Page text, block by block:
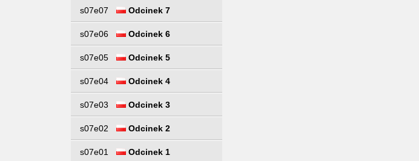
s07e07 Odcinek 7
s07e06 Odcinek 6
s07e05 Odcinek 5
s07e04 Odcinek 4
s07e03 Odcinek 3
s07e02 Odcinek 2
s07e01 Odcinek 1